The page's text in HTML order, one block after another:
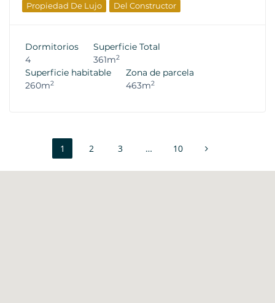
Propiedad De Lujo
Del Constructor
Dormitorios
4
Superficie Total
361m2
Superficie habitable
260m2
Zona de parcela
463m2
1 2 3 … 10